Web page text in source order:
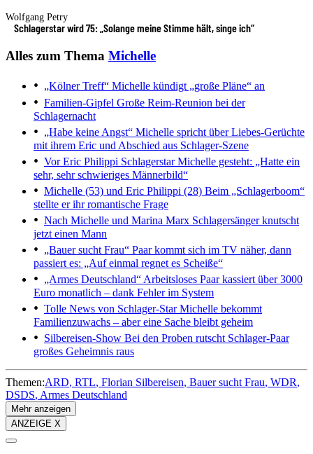
Wolfgang Petry
Schlagerstar wird 75: „Solange meine Stimme hält, singe ich“
Alles zum Thema Michelle
„Kölner Treff“ Michelle kündigt „große Pläne“ an
Familien-Gipfel Große Reim-Reunion bei der
Schlagernacht
„Habe keine Angst“ Michelle spricht über Liebes-Gerüchte
mit ihrem Eric und Abschied aus Schlager-Szene
Vor Eric Philippi Schlagerstar Michelle gesteht: „Hatte ein
sehr, sehr schwieriges Männerbild“
Michelle (53) und Eric Philippi (28) Beim „Schlagerboom“
stellte er ihr romantische Frage
Nach Michelle und Marina Marx Schlagersänger knutscht
jetzt einen Mann
„Bauer sucht Frau“ Paar kommt sich im TV näher, dann
passiert es: „Auf einmal regnet es Scheiße“
„Armes Deutschland“ Arbeitsloses Paar kassiert über 3000
Euro monatlich – dank Fehler im System
Tolle News von Schlager-StarMichelle bekommt
Familienzuwachs – aber eine Sache bleibt geheim
Silbereisen-Show Bei den Proben rutscht Schlager-Paar
großes Geheimnis raus
Themen:ARD RTL Florian Silbereisen Bauer sucht Frau WDR
DSDS Armes Deutschland
Mehr anzeigen
ANZEIGE X